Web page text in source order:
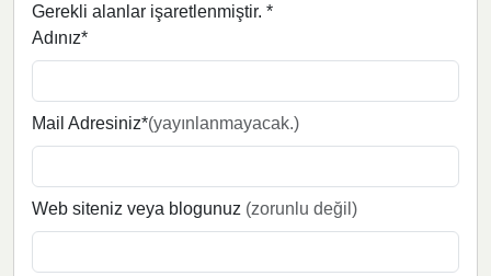
Gerekli alanlar işaretlenmiştir. *
Adınız*
Mail Adresiniz*(yayınlanmayacak.)
Web siteniz veya blogunuz (zorunlu değil)